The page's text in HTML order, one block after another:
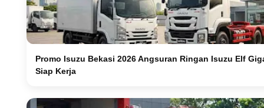
Promo Isuzu Bekasi 2026 Angsuran Ringan Isuzu Elf
Siap Kerja